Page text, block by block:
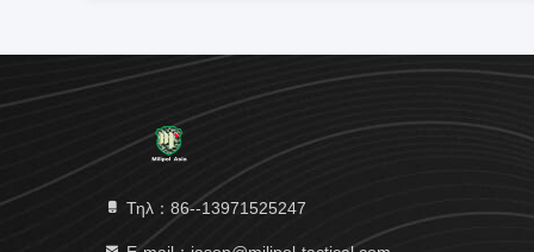
Τηλ：86--13971525247